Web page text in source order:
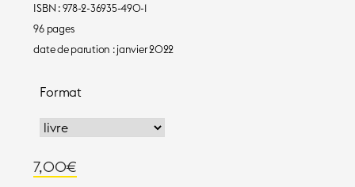
ISBN : 978-2-36935-490-1
96 pages
date de parution : janvier 2022
Format
7,00€